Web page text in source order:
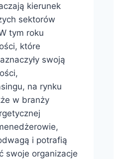
kierunek
sektorów
tym roku
które
swoją
na rynku
w branży
i potrafią
swoje organizacje